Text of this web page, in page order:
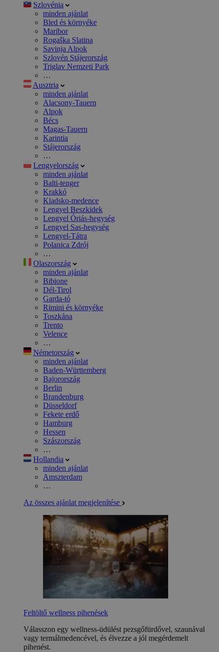
Szlovénia
minden ajánlat
Bled és környéke
Maribor
Rogaška Slatina
Savinja Alpok
Szlovén Stájerország
Triglav Nemzeti Park
…
Ausztria
minden ajánlat
Alacsony-Tauern
Alpok
Bécs
Magas-Tauern
Karintia
Stájerország
…
Lengyelország
minden ajánlat
Balti-tenger
Krakkó
Kladsko-medence
Lengyel Beszkidek
Lengyel Óriás-hegység
Lengyel Sas-hegység
Lengyel-Tátra
Polanica Zdrój
…
Olaszország
minden ajánlat
Bibione
Dél-Tirol
Garda-tó
Rimini és környéke
Toszkána
Trento
Velence
…
Németország
minden ajánlat
Baden-Württemberg
Bajorország
Berlin
Brandenburg
Düsseldorf
Fekete erdő
Hamburg
Hessen
Szászország
…
Hollandia
minden ajánlat
Amszterdam
…
Az összes ajánlat megjelenítése
Feltöltő wellness pihenések
Válasszon egy wellness-üdülést pezsgőfürdővel, szaunával
vagy termálmedencével, és élvezze a jól megérdemelt
pihenést.